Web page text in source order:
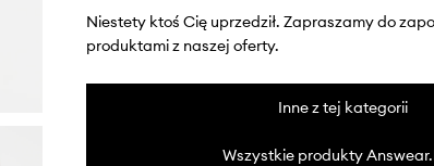
Niestety ktoś Cię uprzedził. Zapraszamy do
produktami z naszej oferty.
Inne z tej kategorii
Wszystkie produkty